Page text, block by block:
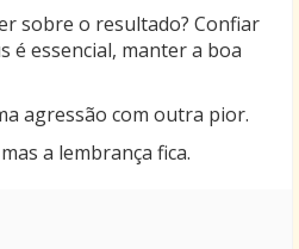
sobre o resultado? Confiar
é essencial, manter a boa
agressão com outra pior.
a lembrança fica.